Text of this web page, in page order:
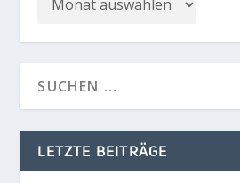
LETZTE BEITRÄGE